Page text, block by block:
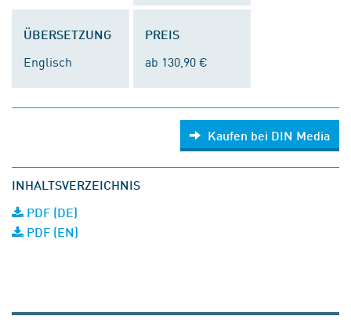
ÜBERSETZUNG
Englisch
PREIS
ab 130,90 €
Kaufen bei DIN Media
INHALTSVERZEICHNIS
PDF (DE)
PDF (EN)